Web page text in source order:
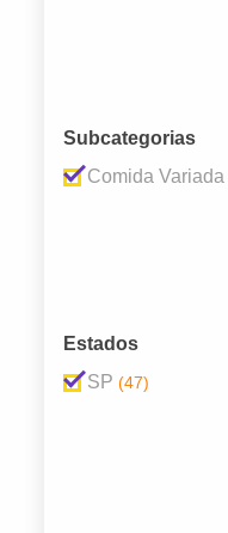
Subcategorias
Comida Variada
Estados
SP (47)